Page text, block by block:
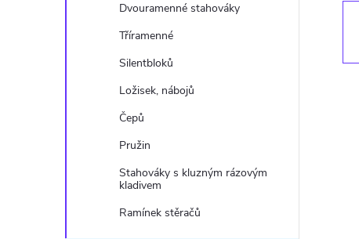
Dvouramenné stahováky
Tříramenné
Silentbloků
Ložisek, nábojů
Čepů
Pružin
Stahováky s kluzným rázovým
kladivem
Ramínek stěračů